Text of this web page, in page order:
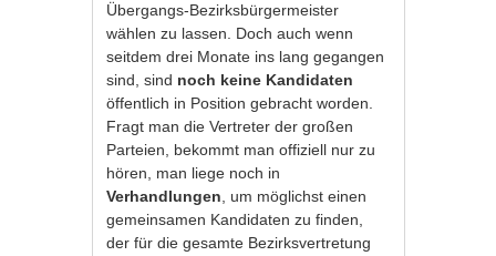
Übergangs-Bezirksbürgermeister
wählen zu lassen. Doch auch wenn
seitdem drei Monate ins lang gegangen
sind, sind noch keine Kandidaten
öffentlich in Position gebracht worden.
Fragt man die Vertreter der großen
Parteien, bekommt man offiziell nur zu
hören, man liege noch in
Verhandlungen, um möglichst einen
gemeinsamen Kandidaten zu finden,
der für die gesamte Bezirksvertretung